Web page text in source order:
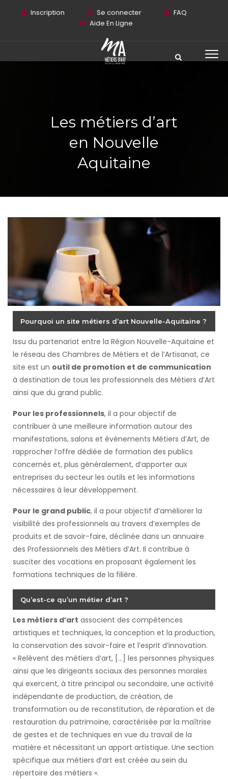
Inscription Se connecter
FAQ
Aide En Ligne
Les métiers d’art
en Nouvelle
Aquitaine
Pourquoi un site métiers d’art Nouvelle-Aquitaine ?
Issu du partenariat entre la Région Nouvelle-Aquitaine et
le réseau des Chambres de Métiers et de l’Artisanat, ce
site est un outil de promotion et de communication
à destination de tous les professionnels des Métiers d’Art
ainsi que du grand public.
Pour les professionnels, il a pour objectif de
contribuer à une meilleure information autour des
manifestations, salons et évènements Métiers d’Art, de
rapprocher l’offre dédiée de formation des publics
concernés et, plus généralement, d’apporter aux
entreprises du secteur les outils et les informations
nécessaires à leur développement.
Pour le grand public, il a pour objectif d’améliorer la
visibilité des professionnels au travers d’exemples de
produits et de savoir-faire, déclinée dans un annuaire
des Professionnels des Métiers d’Art. Il contribue à
susciter des vocations en proposant également les
formations techniques de la filière.
Qu’est-ce qu’un métier d’art ?
Les métiers d’art associent des compétences
artistiques et techniques, la conception et la production,
la conservation des savoir-faire et l’esprit d’innovation.
« Relèvent des métiers d’art, […] les personnes physiques
ainsi que les dirigeants sociaux des personnes morales
qui exercent, à titre principal ou secondaire, une activité
indépendante de production, de création, de
transformation ou de reconstitution, de réparation et de
restauration du patrimoine, caractérisée par la maîtrise
de gestes et de techniques en vue du travail de la
matière et nécessitant un apport artistique. Une section
spécifique aux métiers d’art est créée au sein du
répertoire des métiers ».